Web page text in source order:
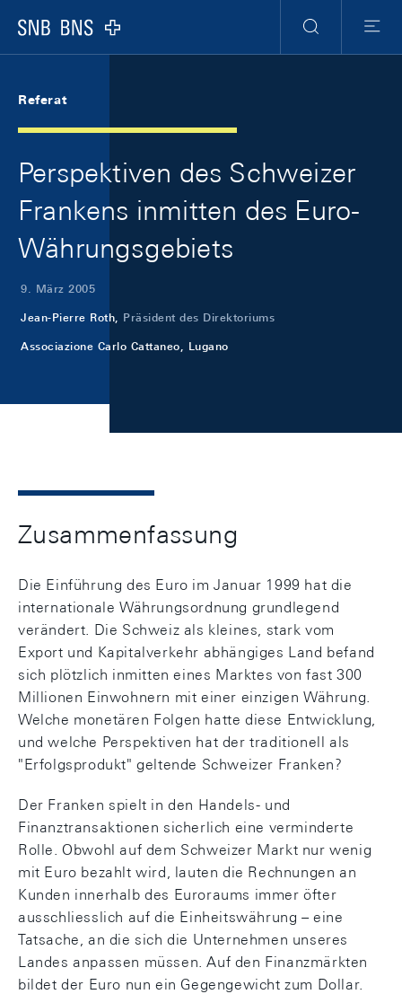
Logo
Suche
Menu
Referat
Perspektiven des Schweizer
Frankens inmitten des Euro-
Währungsgebiets
9. März 2005
Jean-Pierre Roth, Präsident des Direktoriums
Associazione Carlo Cattaneo, Lugano
Zusammenfassung
Die Einführung des Euro im Januar 1999 hat die
internationale Währungsordnung grundlegend
verändert. Die Schweiz als kleines, stark vom
Export und Kapitalverkehr abhängiges Land befand
sich plötzlich inmitten eines Marktes von fast 300
Millionen Einwohnern mit einer einzigen Währung.
Welche monetären Folgen hatte diese Entwicklung,
und welche Perspektiven hat der traditionell als
"Erfolgsprodukt" geltende Schweizer Franken?
Der Franken spielt in den Handels- und
Finanztransaktionen sicherlich eine verminderte
Rolle. Obwohl auf dem Schweizer Markt nur wenig
mit Euro bezahlt wird, lauten die Rechnungen an
Kunden innerhalb des Euroraums immer öfter
ausschliesslich auf die Einheitswährung – eine
Tatsache, an die sich die Unternehmen unseres
Landes anpassen müssen. Auf den Finanzmärkten
bildet der Euro nun ein Gegengewicht zum Dollar.